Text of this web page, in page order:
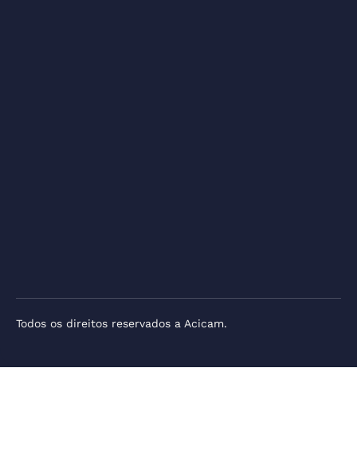
Todos os direitos reservados a Acicam.